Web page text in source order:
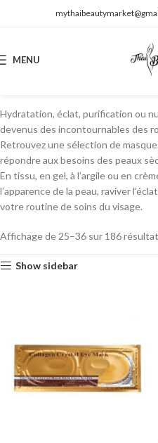
MENU
Hydratation, éclat, purification ou
devenus des incontournables des
Retrouvez une sélection de
répondre aux besoins des peaux
En tissu, en gel, à l’argile ou en
l’apparence de la peau, raviver
votre routine de soins du visage.
Affichage de 25–36 sur 186
Show sidebar